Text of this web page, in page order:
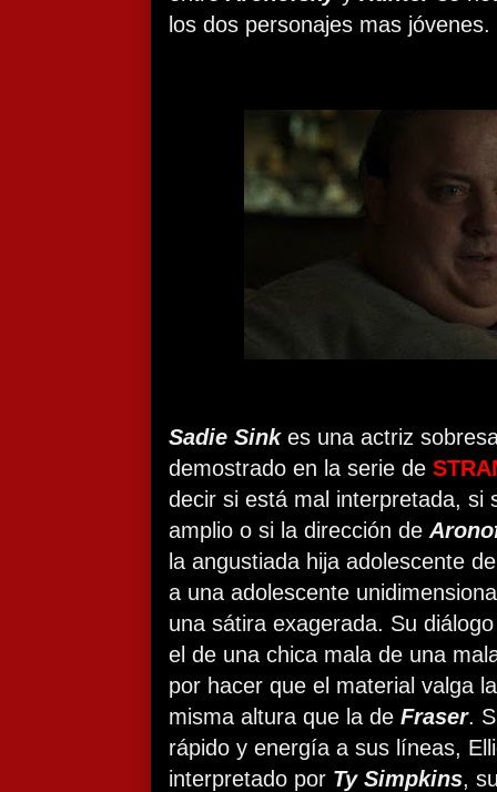
los dos personajes mas jóvenes.
Sadie Sinkes una actriz
demostrado en la serie de
decir si está mal interpretada, si
amplio o si la dirección de
la angustiada hija adolescente
a una adolescente
una sátira exagerada. Su
el de una chica mala de una
por hacer que el material valga
misma altura que la de Fraser.
rápido y energía a sus líneas,
interpretado por Ty Simpkins,